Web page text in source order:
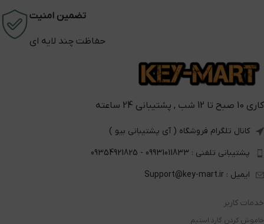
تضمین امنیت
حفاظت چند لایه ای
کاری 10 صبح تا 12 شب , پشتیبانی 24 ساعته
کانال تلگرام فروشگاه ( آی پشتیبانی بیو )
پشتیبانی تلفنی : 09931011833 - 09354921825
ایمیل : Support@key-mart.ir
خدمات کاربر
خاموش کردن گارد استیم